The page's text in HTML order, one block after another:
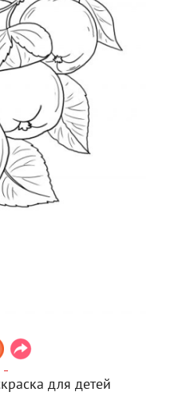
для детей